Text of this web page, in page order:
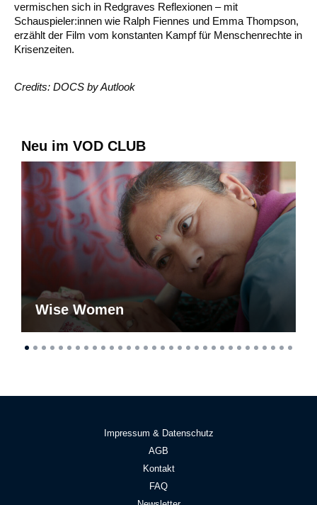
vermischen sich in Redgraves Reflexionen – mit
Schauspieler:innen wie Ralph Fiennes und Emma Thompson,
erzählt der Film vom konstanten Kampf für Menschenrechte in
Krisenzeiten.
Credits: DOCS by Autlook
Neu im VOD CLUB
Wise Women
Impressum & Datenschutz
AGB
Kontakt
FAQ